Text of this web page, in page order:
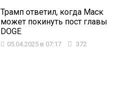
Трамп ответил, когда Маск
может покинуть пост главы
DOGE
05.04.2025 в 07:17 372